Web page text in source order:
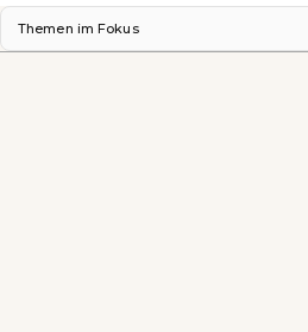
Themen im Fokus